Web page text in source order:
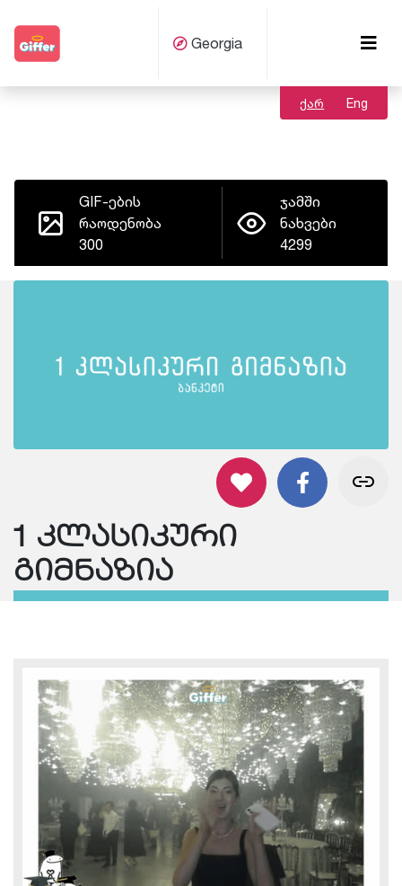
Georgia
ქარ Eng
GIF-ების
რაოდენობა
300
ჯამში
ნახვები
4299
1 კლასიკური
გიმნაზია